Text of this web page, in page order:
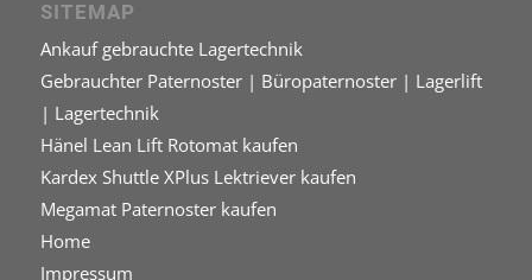
SITEMAP
Ankauf gebrauchte Lagertechnik
Gebrauchter Paternoster | Büropaternoster | Lagerlift
| Lagertechnik
Hänel Lean Lift Rotomat kaufen
Kardex Shuttle XPlus Lektriever kaufen
Megamat Paternoster kaufen
Home
Impressum